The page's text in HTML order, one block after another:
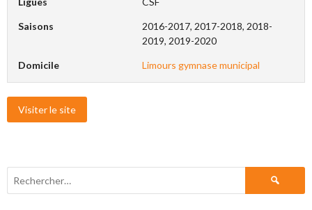
Saisons
2016-2017, 2017-2018, 2018-
2019, 2019-2020
Domicile Limours gymnase municipal
Rechercher :